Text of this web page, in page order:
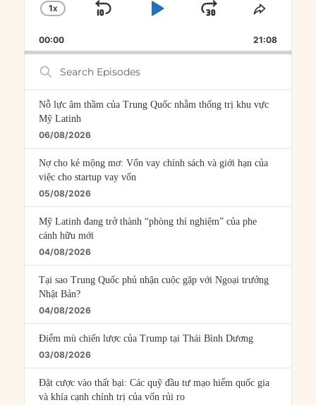
CHANGE
RATE
1X
SKIP
PLAYJUMP
FORWARD
SHARE
00:00 21:08
Search
Episodes
Nỗ lực âm thầm của Trung Quốc nhằm thống trị khu vực
Mỹ Latinh
06/08/2026
Nợ cho kẻ mộng mơ: Vốn vay chính sách và giới hạn của
việc cho startup vay vốn
05/08/2026
Mỹ Latinh đang trở thành “phòng thí nghiệm” của phe
cánh hữu mới
04/08/2026
Tại sao Trung Quốc phủ nhận cuộc gặp với Ngoại trưởng
Nhật Bản?
04/08/2026
Điểm mù chiến lược của Trump tại Thái Bình Dương
03/08/2026
Đặt cược vào thất bại: Các quỹ đầu tư mạo hiểm quốc gia
và khía cạnh chính trị của vốn rủi ro